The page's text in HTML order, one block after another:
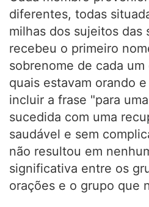
diferentes, todas
milhas dos sujeitos das
recebeu o primeiro
sobrenome de cada
quais estavam orando
incluir a frase "para
sucedida com uma
saudável e sem
não resultou em
significativa entre os
orações e o grupo que